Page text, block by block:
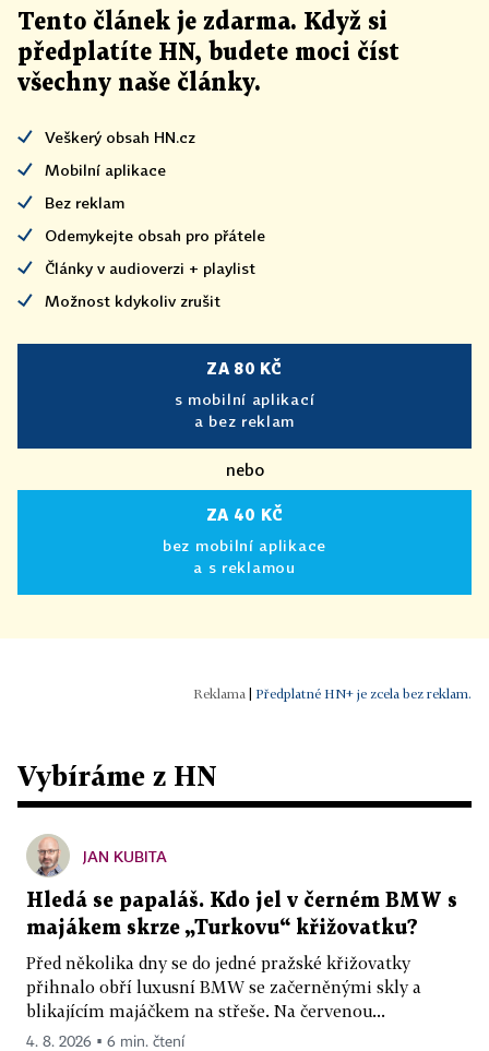
Tento článek je zdarma. Když si
předplatíte HN, budete moci číst
všechny naše články.
Veškerý obsah HN.cz
Mobilní aplikace
Bez reklam
Odemykejte obsah pro přátele
Články v audioverzi + playlist
Možnost kdykoliv zrušit
ZA 80 KČ
s mobilní aplikací
a bez reklam
nebo
ZA 40 KČ
bez mobilní aplikace
a s reklamou
Předplatné HN+ je zcela bez reklam.
Vybíráme z HN
JAN KUBITA
Hledá se papaláš. Kdo jel v černém BMW s
majákem skrze „Turkovu“ křižovatku?
Před několika dny se do jedné pražské křižovatky
přihnalo obří luxusní BMW se začerněnými skly a
blikajícím majáčkem na střeše. Na červenou...
4. 8. 2026 ▪ 6 min. čtení